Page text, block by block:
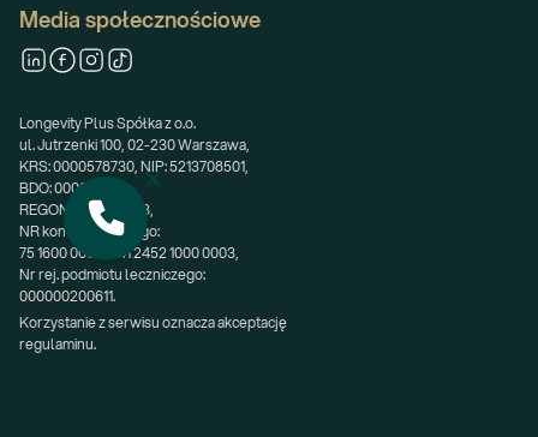
Media społecznościowe
Longevity Plus Spółka z o.o.
ul. Jutrzenki 100, 02-230 Warszawa,
KRS: 0000578730, NIP: 5213708501,
BDO: 000699253,
REGON: 362668683,
NR konta bankowego:
75 1600 0003 1741 2452 1000 0003,
Nr rej. podmiotu leczniczego:
000000200611.
Korzystanie z serwisu oznacza akceptację
regulaminu.